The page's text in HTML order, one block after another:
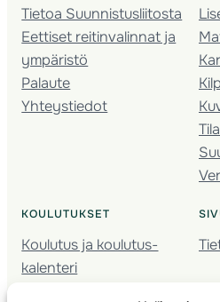
Tietoa Suunnistusliitosta
Eettiset reitinvalinnat ja
ympäristö
Palaute
Yhteystiedot
KOULUTUKSET
Koulutus ja koulutus­
kalenteri